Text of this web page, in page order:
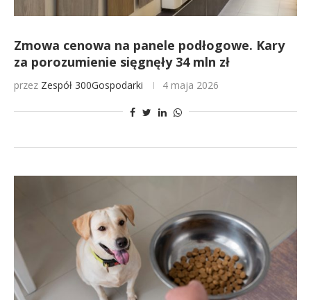
Zmowa cenowa na panele podłogowe. Kary
za porozumienie sięgnęły 34 mln zł
przez Zespół 300Gospodarki 4 maja 2026